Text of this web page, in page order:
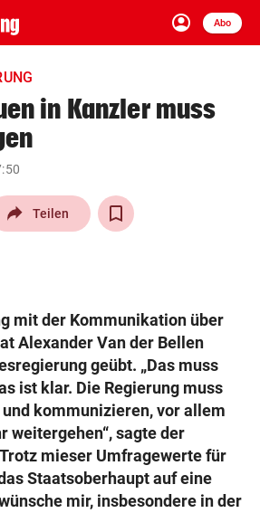
account_circle
Anmelden
Abo
close Schließen
arrow_right
& Co KG 2026
in Kanzler muss
Teilen
mit der Kommunikation über
Alexander Van der Bellen
geübt. „Das muss
ist klar. Die Regierung muss
kommunizieren, vor allem
weitergehen“, sagte der
mieser Umfragewerte für
Staatsoberhaupt auf eine
mir, insbesondere in der